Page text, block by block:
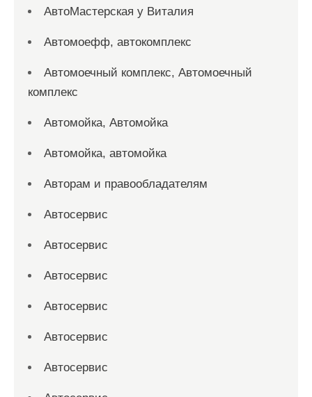
АвтоМастерская у Виталия
Автомоефф, автокомплекс
Автомоечный комплекс, Автомоечный
комплекс
Автомойка, Автомойка
Автомойка, автомойка
Авторам и правообладателям
Автосервис
Автосервис
Автосервис
Автосервис
Автосервис
Автосервис